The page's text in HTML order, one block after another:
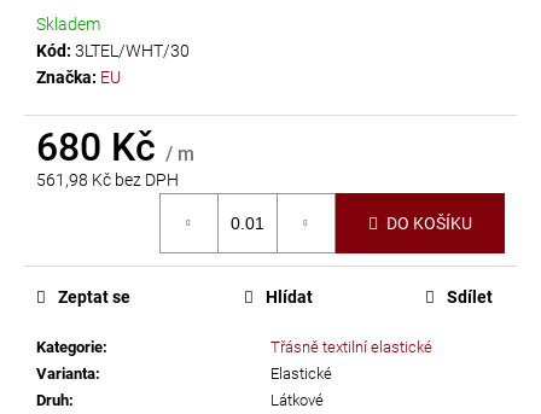
Skladem
Kód: 3LTEL/WHT/30
Značka: EU
680 Kč / m
561,98 Kč bez DPH
DO KOŠÍKU
Kategorie:
Třásně textilní elastické
Varianta:
Elastické
Druh:
Látkové
Zeptat se Hlídat Sdílet
D
o
p
u
j
e
e